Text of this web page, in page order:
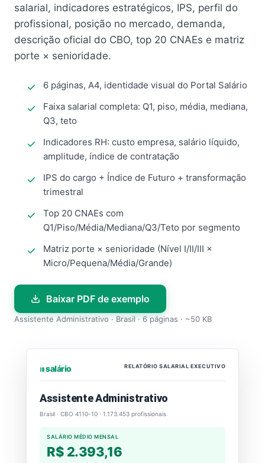
salarial, indicadores estratégicos, IPS, perfil do
profissional, posição no mercado, demanda,
descrição oficial do CBO, top 20 CNAEs e matriz
porte × senioridade.
6 páginas, A4, identidade visual do Portal Salário
Faixa salarial completa: Q1, piso, média, mediana,
Q3, teto
Indicadores RH: custo empresa, salário líquido,
amplitude, índice de contratação
IPS do cargo + Índice de Futuro + transformação
trimestral
Top 20 CNAEs com
Q1/Piso/Média/Mediana/Q3/Teto por segmento
Matriz porte × senioridade (Nível I/II/III ×
Micro/Pequena/Média/Grande)
Baixar PDF de exemplo
Assistente Administrativo · Brasil · 6 páginas · ~50 KB
⏐⏐⏐ salário RELATÓRIO SALARIAL EXECUTIVO
Assistente Administrativo
Brasil · CBO 4110-10 · 1.173.453 profissionais
SALÁRIO MÉDIO MENSAL
R$ 2.393,16